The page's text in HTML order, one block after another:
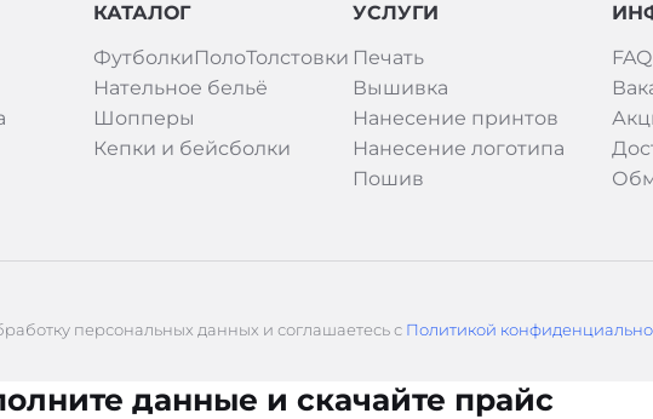
КАТАЛОГ
ФутболкиПолоТолстовки
Нательное бельё
Шопперы
Кепки и бейсболки
УСЛУГИ
Печать
Вышивка
Нанесение принтов
Нанесение логотипа
Пошив
FAQ
персональных данных и соглашаетесь с Политикой
данные и скачайте прайс